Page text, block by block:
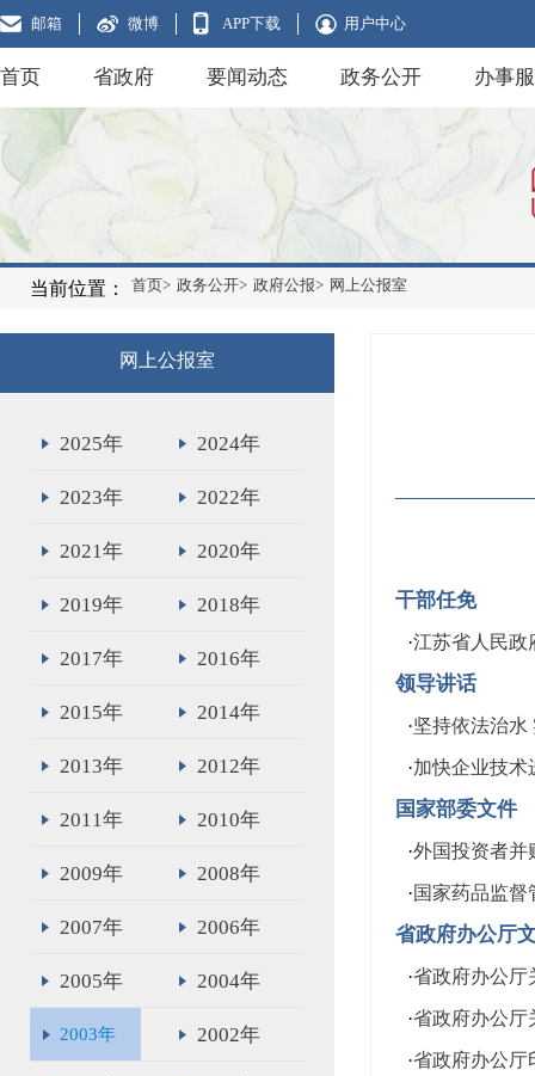
邮箱 微博 APP下载 用户中心
首页 省政府 要闻动态 政务公开 办事
当前位置： 首页> 政务公开> 政府公报> 网上公报室
网上公报室
2025年 2024年
2023年 2022年
2021年 2020年
2019年 2018年
2017年 2016年
2015年 2014年
2013年 2012年
2011年 2010年
2009年 2008年
2007年 2006年
2005年 2004年
2003年 2002年
干部任免
·江苏省人民政
领导讲话
·坚持依法治水
·加快企业技术
国家部委文件
·外国投资者并
·国家药品监督
省政府办公厅
·省政府办公厅
·省政府办公厅
·省政府办公厅